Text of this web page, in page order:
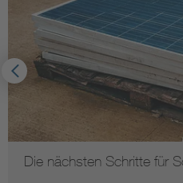
Die nächsten Schritte für